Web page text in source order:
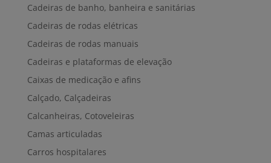
Cadeiras de banho, banheira e sanitárias
Cadeiras de rodas elétricas
Cadeiras de rodas manuais
Cadeiras e plataformas de elevação
Caixas de medicação e afins
Calçado, Calçadeiras
Calcanheiras, Cotoveleiras
Camas articuladas
Carros hospitalares